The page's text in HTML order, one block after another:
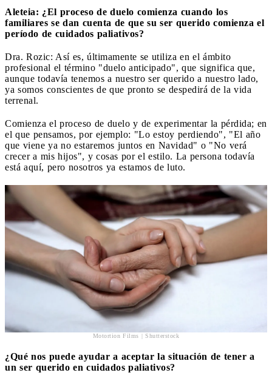
Aleteia: ¿El proceso de duelo comienza cuando los
familiares se dan cuenta de que su ser querido comienza el
período de cuidados paliativos?
Dra. Rozic: Así es, últimamente se utiliza en el ámbito
profesional el término "duelo anticipado", que significa que,
aunque todavía tenemos a nuestro ser querido a nuestro lado,
ya somos conscientes de que pronto se despedirá de la vida
terrenal.
Comienza el proceso de duelo y de experimentar la pérdida; en
el que pensamos, por ejemplo: "Lo estoy perdiendo", "El año
que viene ya no estaremos juntos en Navidad" o "No verá
crecer a mis hijos", y cosas por el estilo. La persona todavía
está aquí, pero nosotros ya estamos de luto.
Motortion Films | Shutterstock
¿Qué nos puede ayudar a aceptar la situación de tener a
un ser querido en cuidados paliativos?